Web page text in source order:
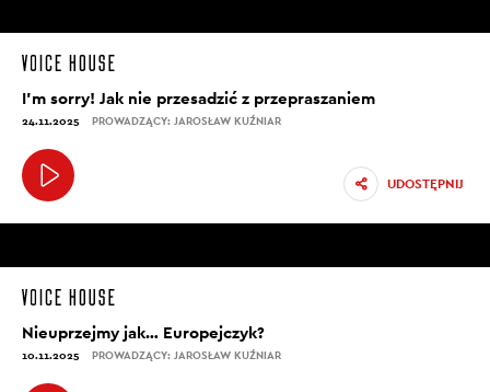
I’m sorry! Jak nie przesadzić z przepraszaniem
24.11.2025 PROWADZĄCY: JAROSŁAW KUŹNIAR
UDOSTĘPNIJ
Nieuprzejmy jak… Europejczyk?
10.11.2025 PROWADZĄCY: JAROSŁAW KUŹNIAR